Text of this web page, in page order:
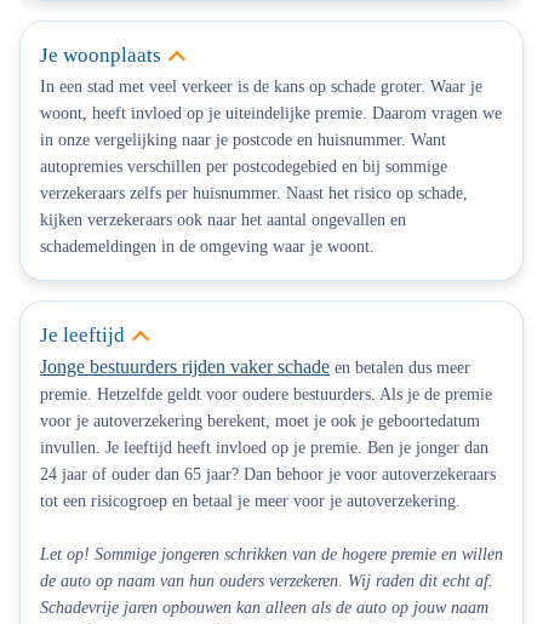
Je woonplaats
In een stad met veel verkeer is de kans op schade groter. Waar je
woont, heeft invloed op je uiteindelijke premie. Daarom vragen we
in onze vergelijking naar je postcode en huisnummer. Want
autopremies verschillen per postcodegebied en bij sommige
verzekeraars zelfs per huisnummer. Naast het risico op schade,
kijken verzekeraars ook naar het aantal ongevallen en
schademeldingen in de omgeving waar je woont.
Je leeftijd
Jonge bestuurders rijden vaker schade en betalen dus meer
premie. Hetzelfde geldt voor oudere bestuurders. Als je de premie
voor je autoverzekering berekent, moet je ook je geboortedatum
invullen. Je leeftijd heeft invloed op je premie. Ben je jonger dan
24 jaar of ouder dan 65 jaar? Dan behoor je voor autoverzekeraars
tot een risicogroep en betaal je meer voor je autoverzekering.
Let op! Sommige jongeren schrikken van de hogere premie en willen
de auto op naam van hun ouders verzekeren. Wij raden dit echt af.
Schadevrije jaren opbouwen kan alleen als de auto op jouw naam